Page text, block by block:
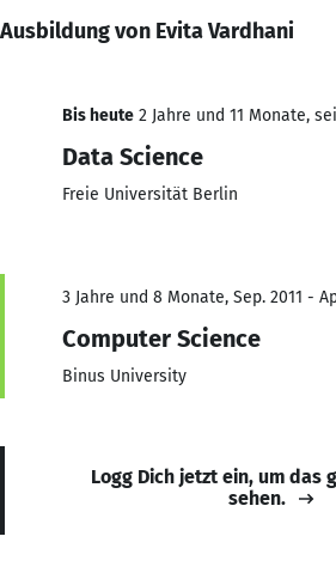
Ausbildung von Evita Vardhani
Bis heute 2 Jahre und 11 Monate,
Data Science
Freie Universität Berlin
3 Jahre und 8 Monate, Sep. 2011 -
Computer Science
Binus University
Logg Dich jetzt ein, um das
sehen.